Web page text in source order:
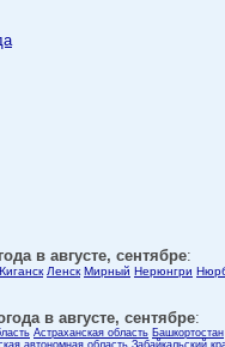
в августе, сентябре:
Ленск Мирный Нерюнгри
в августе, сентябре:
Астраханская область Башкортостан
автономная область Забайкальский